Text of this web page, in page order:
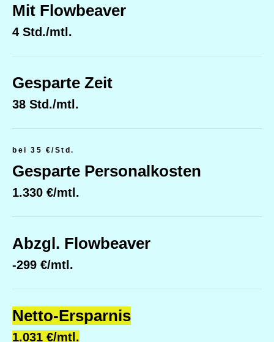
Mit Flowbeaver
4 Std./mtl.
Gesparte Zeit
38 Std./mtl.
bei 35 €/Std.
Gesparte Personalkosten
1.330 €/mtl.
Abzgl. Flowbeaver
-299 €/mtl.
Netto-Ersparnis
1.031 €/mtl.